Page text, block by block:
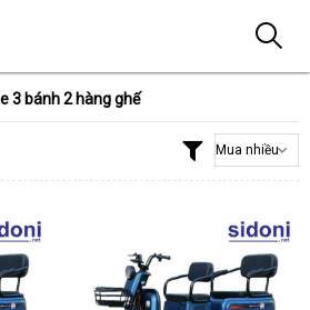
3 bánh 2 hàng ghế